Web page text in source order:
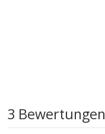
3 Bewertungen